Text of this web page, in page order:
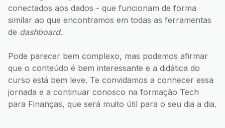
conectados aos dados - que funcionam de forma
similar ao que encontramos em todas as ferramentas
de dashboard.
Pode parecer bem complexo, mas podemos afirmar
que o conteúdo é bem interessante e a didática do
curso está bem leve. Te convidamos a conhecer essa
jornada e a continuar conosco na formação Tech
para Finanças, que será muito útil para o seu dia a dia.